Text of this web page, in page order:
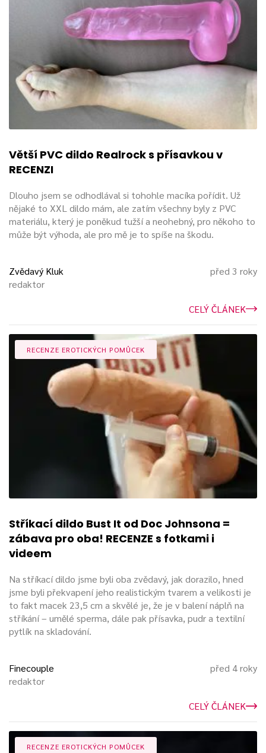
Větší PVC dildo Realrock s přísavkou v
RECENZI
Dlouho jsem se odhodlával si tohohle macíka pořídit. Už
nějaké to XXL dildo mám, ale zatím všechny byly z PVC
materiálu, který je poněkud tužší a neohebný, pro někoho to
může být výhoda, ale pro mě je to spíše na škodu.
Zvědavý Kluk
redaktor
před 3 roky
CELÝ ČLÁNEK
RECENZE EROTICKÝCH POMŮCEK
Stříkací dildo Bust It od Doc Johnsona =
zábava pro oba! RECENZE s fotkami i
videem
Na stříkací dildo jsme byli oba zvědavý, jak dorazilo, hned
jsme byli překvapení jeho realistickým tvarem a velikosti je
to fakt macek 23,5 cm a skvělé je, že je v balení náplň na
stříkání – umělé sperma, dále pak přísavka, pudr a textilní
pytlík na skladování.
Finecouple
redaktor
před 4 roky
CELÝ ČLÁNEK
RECENZE EROTICKÝCH POMŮCEK